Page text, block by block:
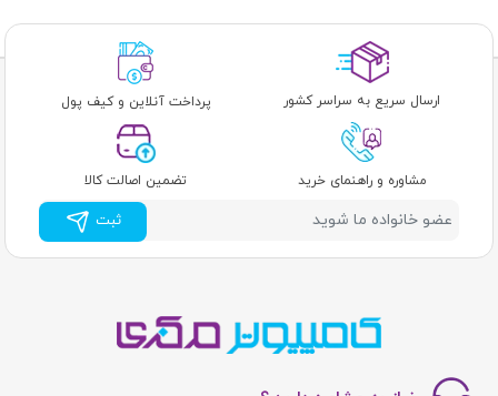
ارسال سریع به سراسر کشور پرداخت آنلاین و کیف پول
مشاوره و راهنمای خرید تضمین اصالت کالا
ثبت